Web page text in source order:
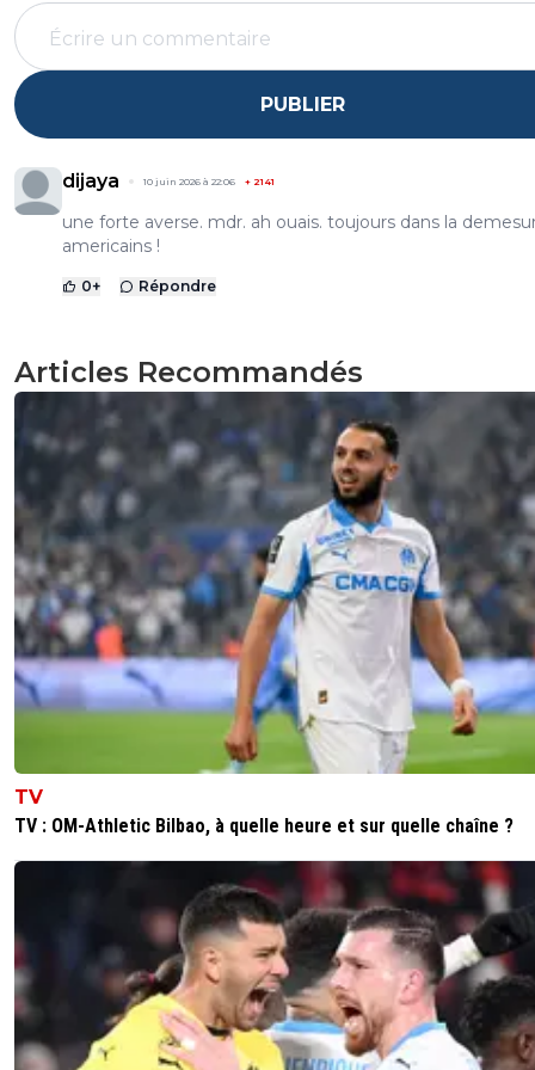
PUBLIER
dijaya 10 juin 2026 à 22:06 + 2141
une forte averse. mdr. ah ouais. toujours dans la
americains !
0+ Répondre
Articles Recommandés
TV
TV : OM-Athletic Bilbao, à quelle heure et sur quelle chaîne ?